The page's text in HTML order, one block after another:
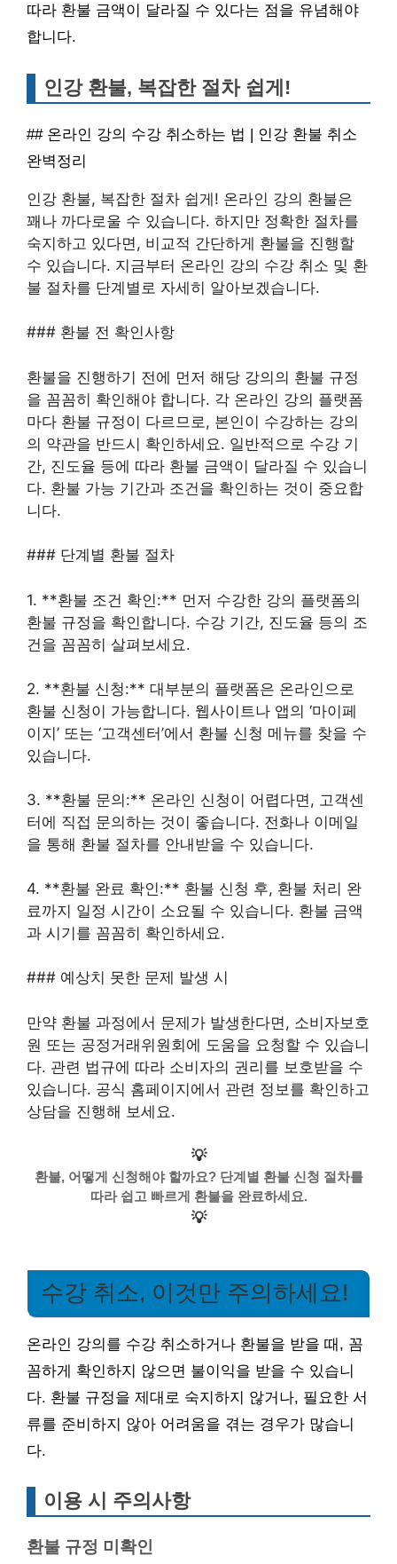
따라 환불 금액이 달라질 수 있다는 점을 유념해야
합니다.
인강 환불, 복잡한 절차 쉽게!
## 온라인 강의 수강 취소하는 법 | 인강 환불 취소
완벽정리
인강 환불, 복잡한 절차 쉽게! 온라인 강의 환불은
꽤나 까다로울 수 있습니다. 하지만 정확한 절차를
숙지하고 있다면, 비교적 간단하게 환불을 진행할
수 있습니다. 지금부터 온라인 강의 수강 취소 및 환
불 절차를 단계별로 자세히 알아보겠습니다.
### 환불 전 확인사항
환불을 진행하기 전에 먼저 해당 강의의 환불 규정
을 꼼꼼히 확인해야 합니다. 각 온라인 강의 플랫폼
마다 환불 규정이 다르므로, 본인이 수강하는 강의
의 약관을 반드시 확인하세요. 일반적으로 수강 기
간, 진도율 등에 따라 환불 금액이 달라질 수 있습니
다. 환불 가능 기간과 조건을 확인하는 것이 중요합
니다.
### 단계별 환불 절차
1. **환불 조건 확인:** 먼저 수강한 강의 플랫폼의
환불 규정을 확인합니다. 수강 기간, 진도율 등의 조
건을 꼼꼼히 살펴보세요.
2. **환불 신청:** 대부분의 플랫폼은 온라인으로
환불 신청이 가능합니다. 웹사이트나 앱의 ‘마이페
이지’ 또는 ‘고객센터’에서 환불 신청 메뉴를 찾을 수
있습니다.
3. **환불 문의:** 온라인 신청이 어렵다면, 고객센
터에 직접 문의하는 것이 좋습니다. 전화나 이메일
을 통해 환불 절차를 안내받을 수 있습니다.
4. **환불 완료 확인:** 환불 신청 후, 환불 처리 완
료까지 일정 시간이 소요될 수 있습니다. 환불 금액
과 시기를 꼼꼼히 확인하세요.
### 예상치 못한 문제 발생 시
만약 환불 과정에서 문제가 발생한다면, 소비자보호
원 또는 공정거래위원회에 도움을 요청할 수 있습니
다. 관련 법규에 따라 소비자의 권리를 보호받을 수
있습니다. 공식 홈페이지에서 관련 정보를 확인하고
상담을 진행해 보세요.
💡
환불, 어떻게 신청해야 할까요? 단계별 환불 신청 절차를
따라 쉽고 빠르게 환불을 완료하세요.
💡
수강 취소, 이것만 주의하세요!
온라인 강의를 수강 취소하거나 환불을 받을 때, 꼼
꼼하게 확인하지 않으면 불이익을 받을 수 있습니
다. 환불 규정을 제대로 숙지하지 않거나, 필요한 서
류를 준비하지 않아 어려움을 겪는 경우가 많습니
다.
이용 시 주의사항
환불 규정 미확인